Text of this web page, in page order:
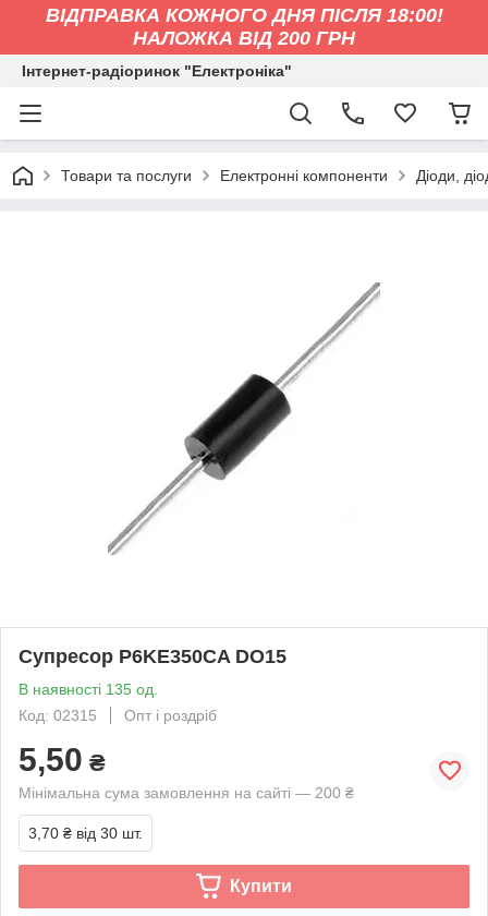
ВІДПРАВКА КОЖНОГО ДНЯ ПІСЛЯ 18:00!
НАЛОЖКА ВІД 200 ГРН
Інтернет-радіоринок "Електроніка"
Товари та послуги Електронні компоненти Діоди,
Супресор P6KE350CA DO15
В наявності 135 од.
Код: 02315
Опт і роздріб
5,50 ₴
Мінімальна сума замовлення на сайті — 200 ₴
3,70 ₴ від 30 шт.
Купити